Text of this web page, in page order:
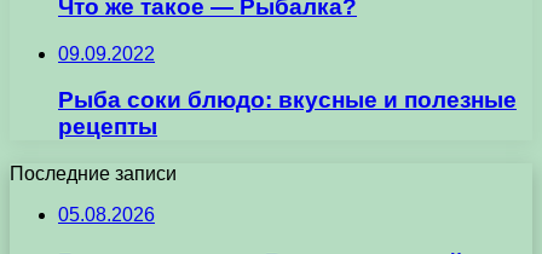
Что же такое — Рыбалка?
09.09.2022
Рыба соки блюдо: вкусные и полезные
рецепты
Последние записи
05.08.2026